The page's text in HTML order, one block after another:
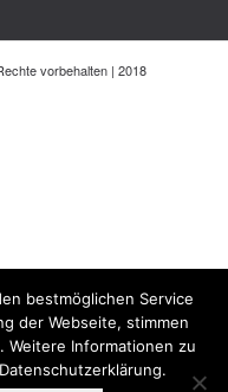
vorbehalten | 2018
bestmöglichen Service
der Webseite, stimmen
Weitere Informationen zu